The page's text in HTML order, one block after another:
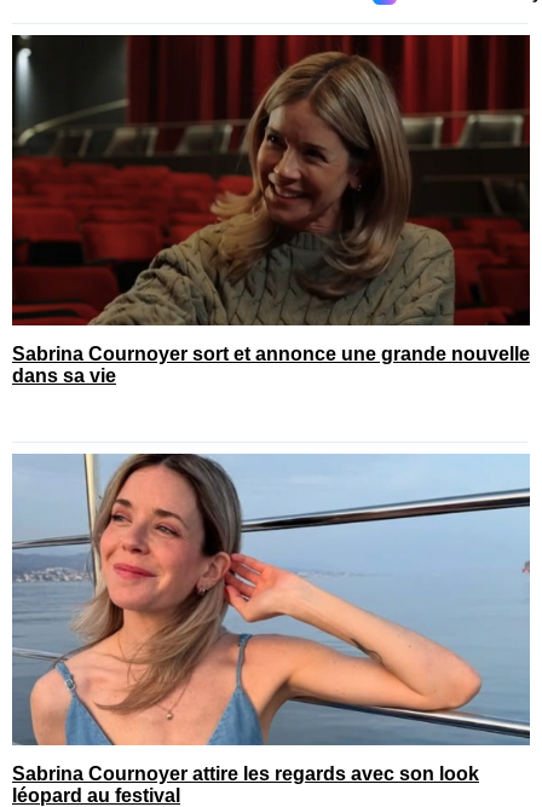
Sabrina Cournoyer sort et annonce une grande nouvelle
dans sa vie
Sabrina Cournoyer attire les regards avec son look
léopard au festival